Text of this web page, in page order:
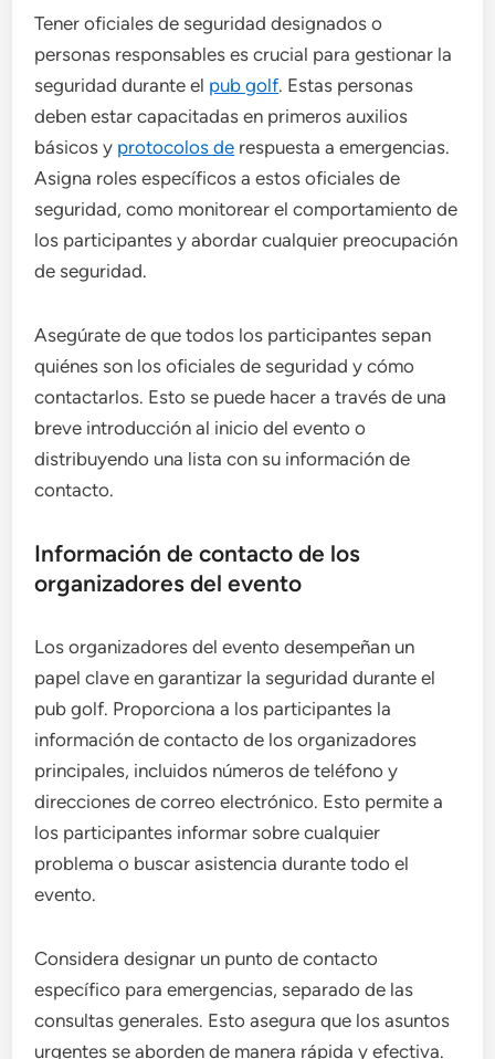
Tener oficiales de seguridad designados o
personas responsables es crucial para gestionar la
seguridad durante el pub golf. Estas personas
deben estar capacitadas en primeros auxilios
básicos y protocolos de respuesta a emergencias.
Asigna roles específicos a estos oficiales de
seguridad, como monitorear el comportamiento de
los participantes y abordar cualquier preocupación
de seguridad.
Asegúrate de que todos los participantes sepan
quiénes son los oficiales de seguridad y cómo
contactarlos. Esto se puede hacer a través de una
breve introducción al inicio del evento o
distribuyendo una lista con su información de
contacto.
Información de contacto de los
organizadores del evento
Los organizadores del evento desempeñan un
papel clave en garantizar la seguridad durante el
pub golf. Proporciona a los participantes la
información de contacto de los organizadores
principales, incluidos números de teléfono y
direcciones de correo electrónico. Esto permite a
los participantes informar sobre cualquier
problema o buscar asistencia durante todo el
evento.
Considera designar un punto de contacto
específico para emergencias, separado de las
consultas generales. Esto asegura que los asuntos
urgentes se aborden de manera rápida y efectiva.